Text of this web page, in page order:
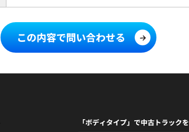
この内容で問い合わせる
「ボディタイプ」で中古トラック